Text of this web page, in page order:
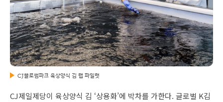
CJ블로썸파크 육상양식 김 랩 파일럿
CJ제일제당이 육상양식 김 ‘상용화’에 박차를 가한다. 글로벌 K김